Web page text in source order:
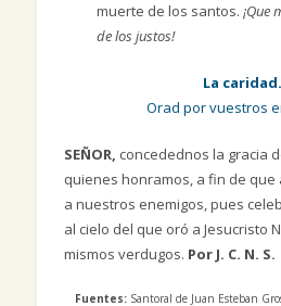
muerte de los santos. ¡Que
de los justos!
La caridad.
Orad por vuestros
SEÑOR, concedednos la gracia
quienes honramos, a fin de
a nuestros enemigos, pues
al cielo del que oró a Jesucristo
mismos verdugos. Por J. C. N. S.
Fuentes: Santoral de Juan Esteban